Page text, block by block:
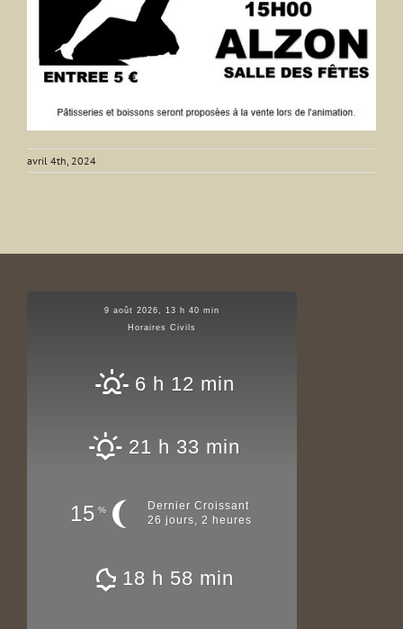
avril 4th, 2024
9 août 2026, 13 h 40 min
Horaires Civils
6 h 12 min
21 h 33 min
15 %
Dernier Croissant
26 jours, 2 heures
18 h 58 min